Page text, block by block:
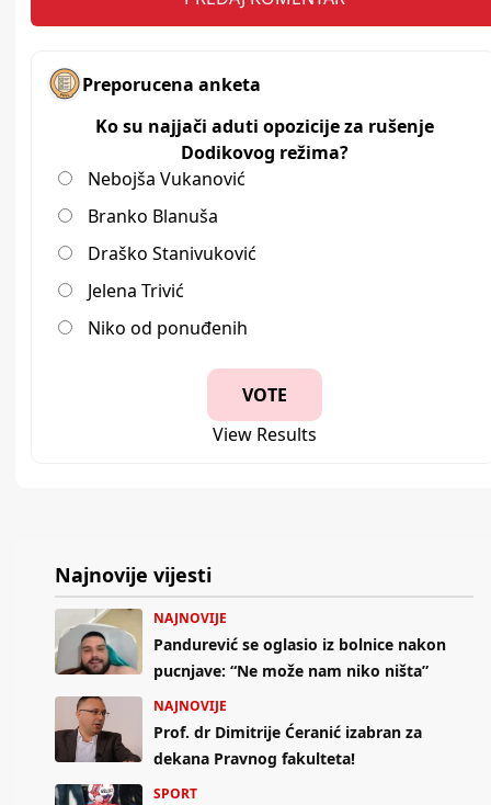
Preporucena anketa
Ko su najjači aduti opozicije za rušenje
Dodikovog režima?
Nebojša Vukanović
Branko Blanuša
Draško Stanivuković
Jelena Trivić
Niko od ponuđenih
View Results
Najnovije vijesti
NAJNOVIJE
Pandurević se oglasio iz bolnice nakon
pucnjave: “Ne može nam niko ništa”
NAJNOVIJE
Prof. dr Dimitrije Ćeranić izabran za
dekana Pravnog fakulteta!
SPORT